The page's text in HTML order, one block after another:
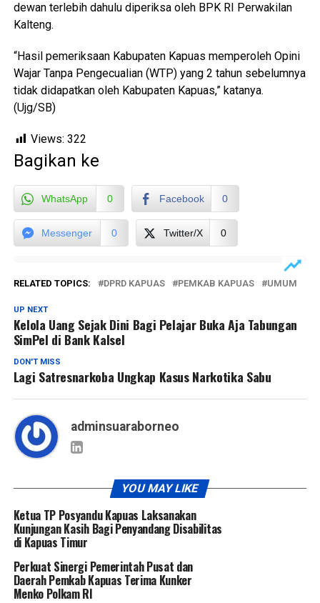
dewan terlebih dahulu diperiksa oleh BPK RI Perwakilan
Kalteng.
“Hasil pemeriksaan Kabupaten Kapuas memperoleh Opini
Wajar Tanpa Pengecualian (WTP) yang 2 tahun sebelumnya
tidak didapatkan oleh Kabupaten Kapuas,” katanya.
(Ujg/SB)
Views: 322
Bagikan ke
WhatsApp 0 Facebook 0
Messenger 0 Twitter/X 0
RELATED TOPICS: DPRD KAPUAS PEMKAB KAPUAS UMUM
UP NEXT
Kelola Uang Sejak Dini Bagi Pelajar Buka Aja Tabungan
SimPel di Bank Kalsel
DON'T MISS
Lagi Satresnarkoba Ungkap Kasus Narkotika Sabu
adminsuaraborneo
YOU MAY LIKE
Ketua TP Posyandu Kapuas Laksanakan
Kunjungan Kasih Bagi Penyandang Disabilitas
di Kapuas Timur
Perkuat Sinergi Pemerintah Pusat dan
Daerah Pemkab Kapuas Terima Kunker
Menko Polkam RI